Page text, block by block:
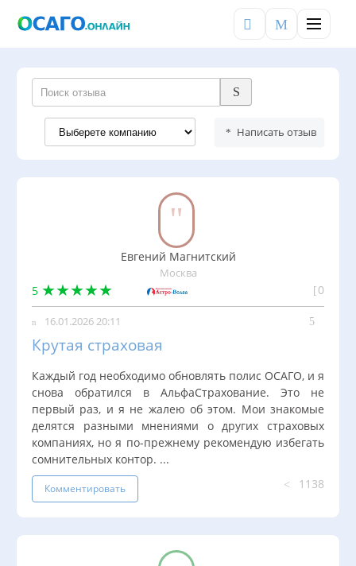
Войти
РАЗДЕЛЫ
СЕРВИСЫ
Калькулятор
О нас
КОНТАКТЫ
8 800 2000 582
Написать нам
Написать отзыв
Евгений Магнитский
Москва
5 0
16.01.2026 20:11
Крутая страховая
Каждый год необходимо обновлять полис ОСАГО, и я
снова обратился в АльфаСтрахование. Это не
первый раз, и я не жалею об этом. Мои знакомые
делятся разными мнениями о других страховых
компаниях, но я по-прежнему рекомендую избегать
сомнительных контор. ...
Комментировать 1138